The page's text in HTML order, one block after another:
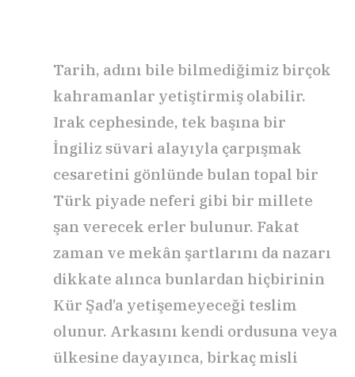
Tarih, adını bile bilmediğimiz birçok
kahramanlar yetiştirmiş olabilir.
Irak cephesinde, tek başına bir
İngiliz süvari alayıyla çarpışmak
cesaretini gönlünde bulan topal bir
Türk piyade neferi gibi bir millete
şan verecek erler bulunur. Fakat
zaman ve mekân şartlarını da nazarı
dikkate alınca bunlardan hiçbirinin
Kür Şad’a yetişemeyeceği teslim
olunur. Arkasını kendi ordusuna veya
ülkesine dayayınca, birkaç misli